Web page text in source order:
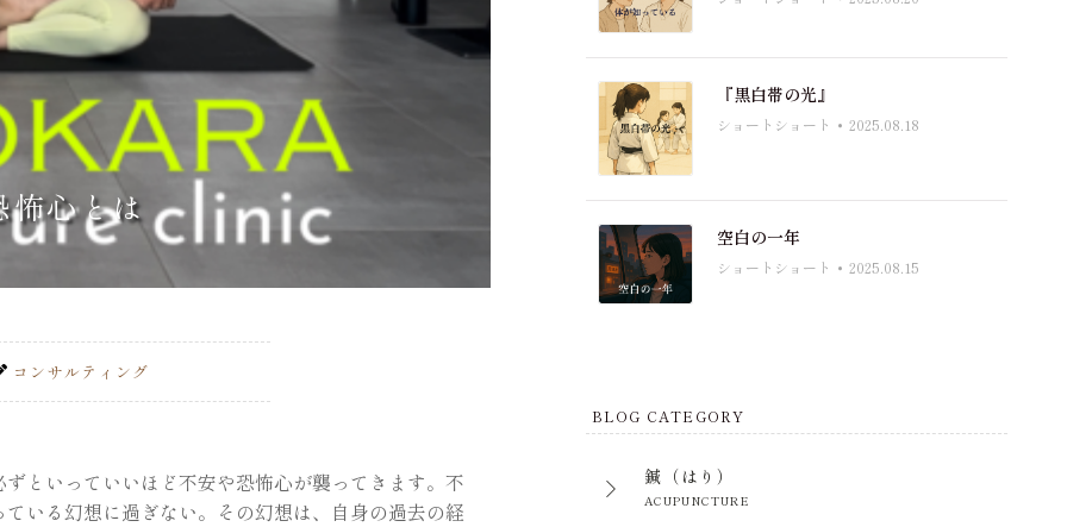
怖心とは
コンサルティング
といっていいほど不安や恐怖心が襲ってきます。不
いる幻想に過ぎない。その幻想は、自身の過去の経
『黒白帯の光』
ショートショート 2025.08.18
空白の一年
ショートショート 2025.08.15
BLOG CATEGORY
鍼（はり）
ACUPUNCTURE